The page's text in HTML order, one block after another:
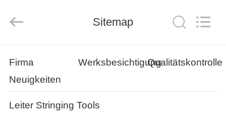
HAUSE
PRODUKTE
Tools
Co.,Ltd..
Sitemap
Firma WerksbesichtigungQualitätskontrolle
Neuigkeiten
Leiter Stringing Tools